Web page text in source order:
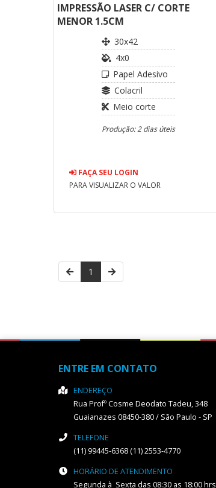
IMPRESSÃO LASER C/ CORTE
MENOR 1.5CM
30x42
4x0
Papel Adesivo
Colacril
Meio corte
Produção: 2 dias úteis
FAÇA SEU LOGIN
PARA VISUALIZAR O VALOR
1
ENTRE EM CONTATO
ENDEREÇO
Rua Profº Cosme Deodato Tadeu, 348
Guaianazes 08450-380/ São Paulo - SP
TELEFONE
(11) 99445-6368 (11) 2553-4770
HORÁRIO DE ATENDIMENTO
Segunda à Sexta das 08:30 as 18:00 hrs